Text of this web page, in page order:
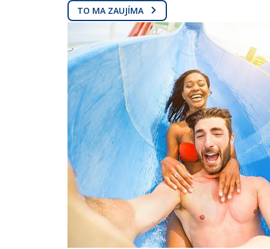
TO MA ZAUJÍMA